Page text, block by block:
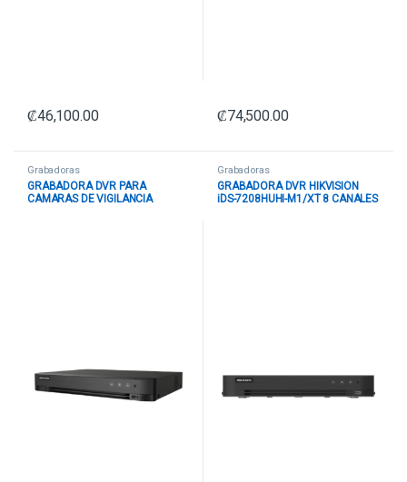
₡46,100.00 ₡74,500.00
Grabadoras
GRABADORA DVR PARA
CAMARAS DE VIGILANCIA
Grabadoras
GRABADORA DVR HIKVISION
iDS-7208HUHI-M1/XT 8 CANALES